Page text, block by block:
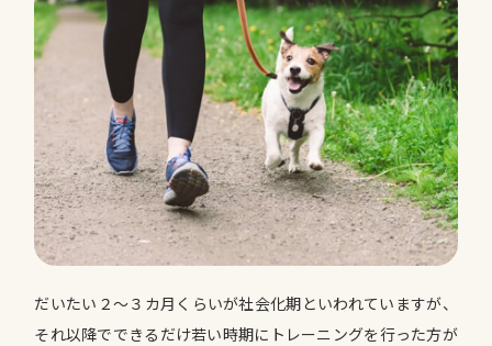
だいたい２～３カ月くらいが社会化期といわれていますが、
それ以降でできるだけ若い時期にトレーニングを行った方が